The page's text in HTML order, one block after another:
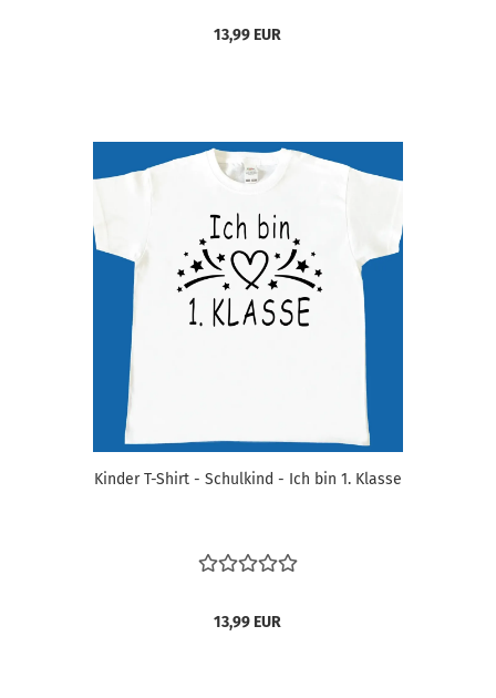
13,99 EUR
Kinder T-Shirt - Schulkind - Ich bin 1. Klasse
13,99 EUR